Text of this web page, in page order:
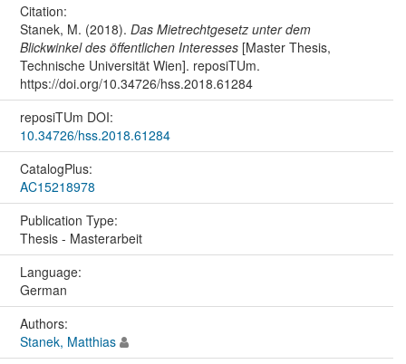
Citation:
Stanek, M. (2018). Das Mietrechtgesetz unter dem
Blickwinkel des öffentlichen Interesses[Master Thesis,
Technische Universität Wien]. reposiTUm.
https://doi.org/10.34726/hss.2018.61284
reposiTUm DOI:
10.34726/hss.2018.61284
CatalogPlus:
AC15218978
Publication Type:
Thesis - Masterarbeit
Language:
German
Authors:
Stanek, Matthias